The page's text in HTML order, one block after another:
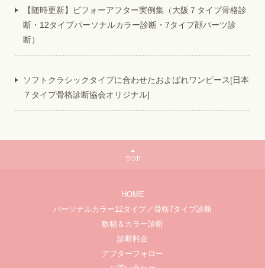
【随時更新】ビフォーアフター実例集（大阪７タイプ骨格診
断・12タイプパーソナルカラー診断・7タイプ顔パーツ診
断）
ソフトクラシックタイプに合わせたおよばれワンピース[日本
７タイプ骨格診断協会オリジナル]
TOP
HOME
パーソナルカラー12タイプ／骨格7タイプ診断
数秘＆カラー診断
診断料金
アフターフォロー